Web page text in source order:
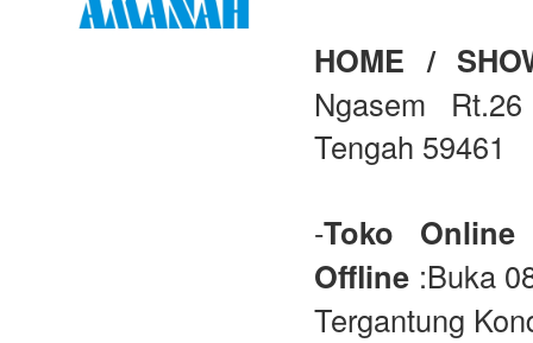
HOME /
Ngasem
Tengah 59461
-Toko Online
Offline :Buka
Tergantung